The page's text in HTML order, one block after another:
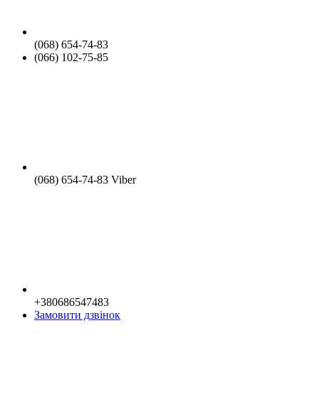
(068) 654-74-83
(066) 102-75-85
(068) 654-74-83 Viber
+380686547483
Замовити дзвінок